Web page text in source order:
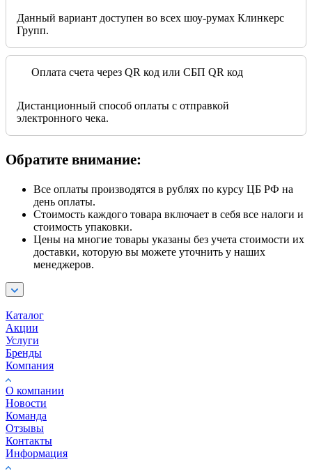
Данный вариант доступен во всех шоу-румах Клинкерс
Групп.
Оплата счета через QR код или СБП QR код
Дистанционный способ оплаты с отправкой
электронного чека.
Обратите внимание:
Все оплаты производятся в рублях по курсу ЦБ РФ на
день оплаты.
Стоимость каждого товара включает в себя все налоги и
стоимость упаковки.
Цены на многие товары указаны без учета стоимости их
доставки, которую вы можете уточнить у наших
менеджеров.
Каталог
Акции
Услуги
Бренды
Компания
О компании
Новости
Команда
Отзывы
Контакты
Информация